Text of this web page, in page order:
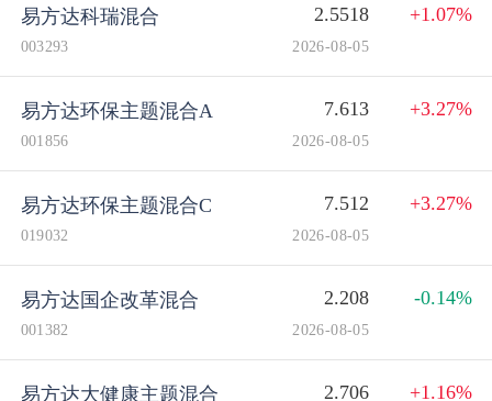
易方达科瑞混合 2.5518 +1.07%
003293 2026-08-05
易方达环保主题混合A 7.613 +3.27%
001856 2026-08-05
易方达环保主题混合C 7.512 +3.27%
019032 2026-08-05
易方达国企改革混合 2.208 -0.14%
001382 2026-08-05
易方达大健康主题混合 2.706 +1.16%